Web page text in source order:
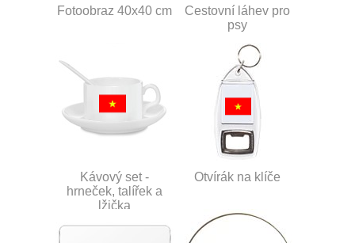
Fotoobraz 40x40 cm
Cestovní láhev pro
psy
Kávový set -
hrneček, talířek a
lžička
Otvírák na klíče